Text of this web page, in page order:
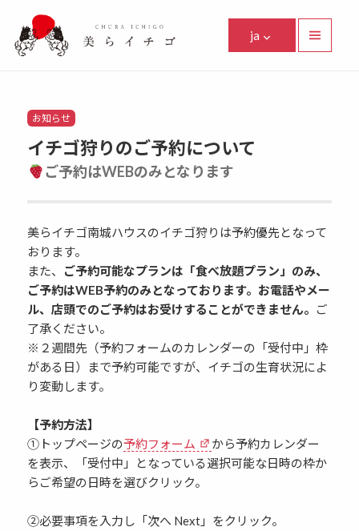
美らイチゴ
ja
Categories
お知らせ
イチゴ狩りのご予約について
ご予約はWEBのみとなります
美らイチゴ南城ハウスのイチゴ狩りは予約優先となって
おります。
また、 ご予約可能なプランは「食べ放題プラン」のみ、
ご予約はWEB予約のみとなっております。お電話やメー
ル、店頭でのご予約はお受けすることができません。 ご
了承ください。
※２週間先（予約フォームのカレンダーの「受付中」枠
がある日）まで予約可能ですが、イチゴの生育状況によ
り変動します。
【予約方法】
①トップページの予約フォーム
から予約カレンダー
を表示、「受付中」となっている選択可能な日時の枠か
らご希望の日時を選びクリック。
②必要事項を入力し「次へ Next」をクリック。